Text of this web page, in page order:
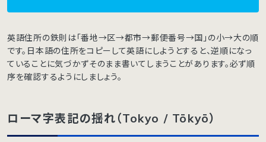
英語住所の鉄則は「番地→区→都市→郵便番号→国」の小→大の順
です。日本語の住所をコピーして英語にしようとすると、逆順になっ
ていることに気づかずそのまま書いてしまうことがあります。必ず順
序を確認するようにしましょう。
ローマ字表記の揺れ（Tokyo / Tōkyō）